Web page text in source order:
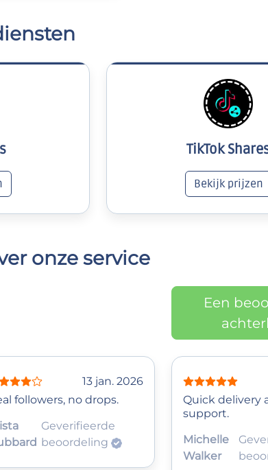
TikTok
Bekijk prijzen
onze service
Een
13 jan. 2026
followers, no drops.
Geverifieerde
beoordeling
Quick delivery
support.
Michelle
Walker